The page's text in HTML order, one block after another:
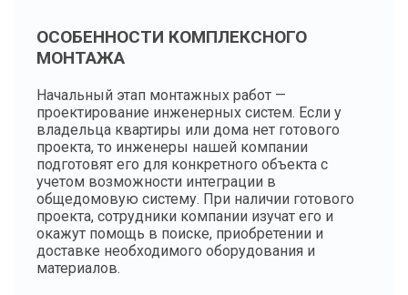
ОСОБЕННОСТИ КОМПЛЕКСНОГО
МОНТАЖА
Начальный этап монтажных работ —
проектирование инженерных систем. Если у
владельца квартиры или дома нет готового
проекта, то инженеры нашей компании
подготовят его для конкретного объекта с
учетом возможности интеграции в
общедомовую систему. При наличии готового
проекта, сотрудники компании изучат его и
окажут помощь в поиске, приобретении и
доставке необходимого оборудования и
материалов.